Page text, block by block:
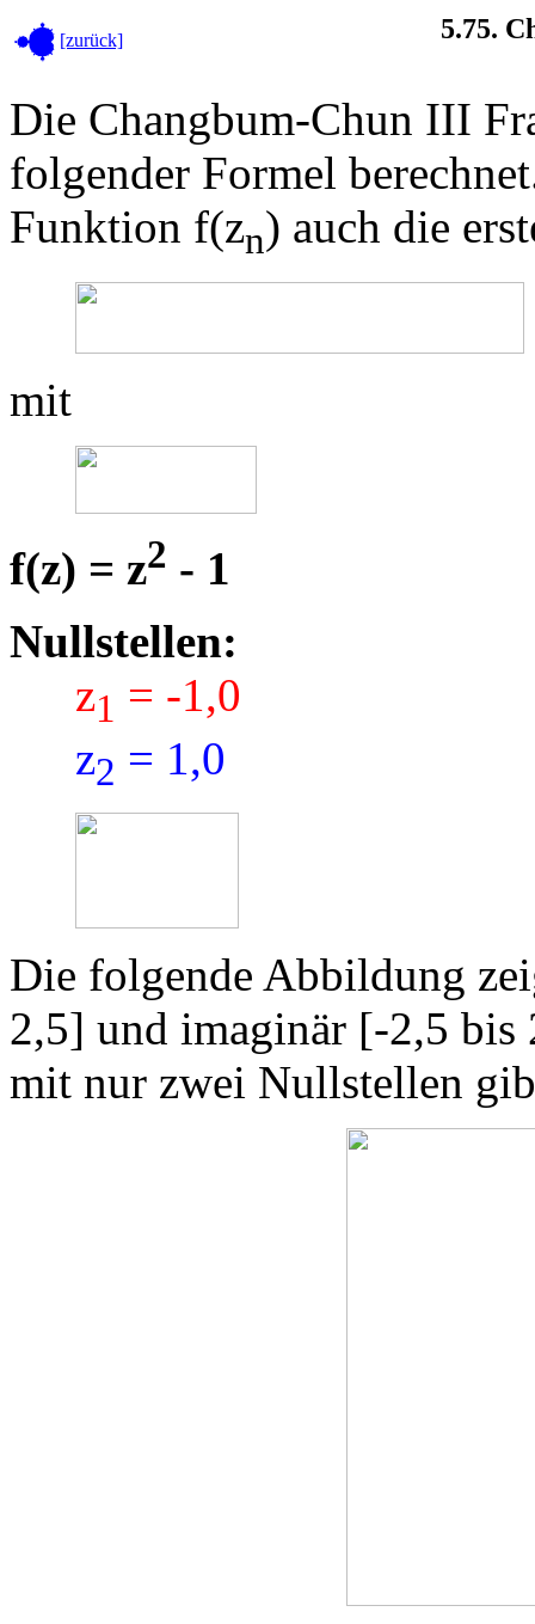
[zurück] 5.75.
Die Changbum-Chun III
folgender Formel
Funktion f(zn) auch die
mit
f(z) = z2 - 1
Nullstellen:
z1 = -1,0
z2 = 1,0
Die folgende Abbildung
2,5] und imaginär [-2,5
mit nur zwei Nullstellen